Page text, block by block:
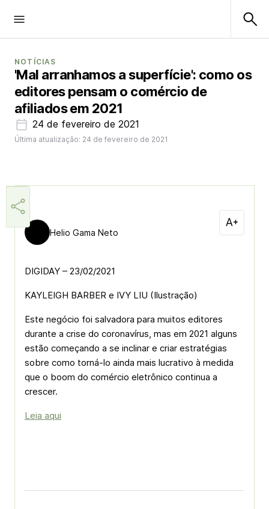
NOTÍCIAS
'Mal arranhamos a superfície': como os
editores pensam o comércio de
afiliados em 2021
24 de fevereiro de 2021
Última atualização: 24 de fevereiro de 2021
Helio Gama Neto
DIGIDAY – 23/02/2021
KAYLEIGH BARBER e IVY LIU (Ilustração)
Este negócio foi salvadora para muitos editores
durante a crise do coronavírus, mas em 2021 alguns
estão começando a se inclinar e criar estratégias
sobre como torná-lo ainda mais lucrativo à medida
que o boom do comércio eletrônico continua a
crescer.
Leia aqui